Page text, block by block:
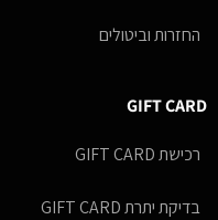
החזרות וביטולים
GIFT CARD
רכישת GIFT CARD
בדיקת יתרת GIFT CARD